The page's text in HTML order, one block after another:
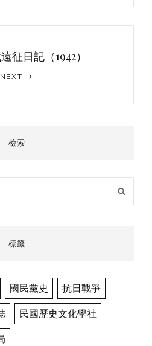
征日記（1942）
NEXT
檢索
標籤
國民黨史 抗日戰爭
民國歷史文化學社